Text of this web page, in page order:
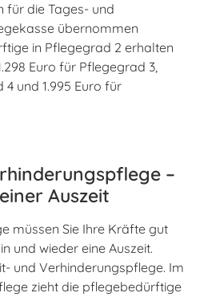
für die Tages- und
übernommen
in Pflegegrad 2 erhalten
Euro für Pflegegrad 3,
4 und 1.995 Euro für
–
Auszeit
müssen Sie Ihre Kräfte gut
und wieder eine Auszeit.
und Verhinderungspflege. Im
zieht die pflegebedürftige